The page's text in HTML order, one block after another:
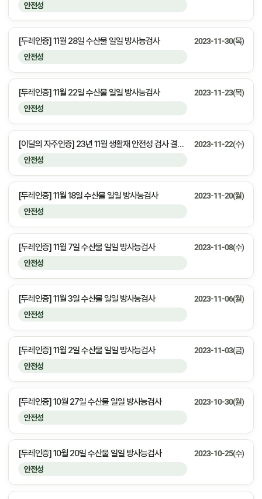
안전성
안전성
[두레인증] 11월 28일 수산물 일일 방사능검사 2023-11-30(목)
안전성
[두레인증] 11월 22일 수산물 일일 방사능검사 2023-11-23(목)
안전성
[이달의 자주인증] 23년 11월 생활재 안전성 검사 결과 안내 2023-11-22(수)
안전성
[두레인증] 11월 18일 수산물 일일 방사능검사 2023-11-20(월)
안전성
[두레인증] 11월 7일 수산물 일일 방사능검사 2023-11-08(수)
안전성
[두레인증] 11월 3일 수산물 일일 방사능검사 2023-11-06(월)
안전성
[두레인증] 11월 2일 수산물 일일 방사능검사 2023-11-03(금)
안전성
[두레인증] 10월 27일 수산물 일일 방사능검사 2023-10-30(월)
안전성
[두레인증] 10월 20일 수산물 일일 방사능검사 2023-10-25(수)